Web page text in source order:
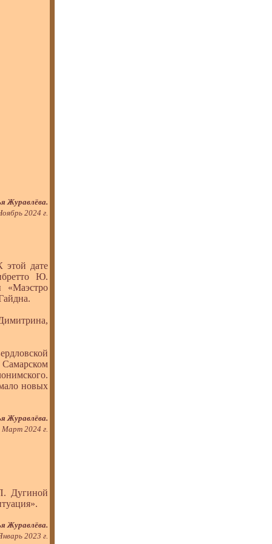
Журавлёва.
2024 г.
дате
Ю.
«Маэстро
новых
Журавлёва.
Март 2024 г.
Дугиной
Журавлёва.
2023 г.